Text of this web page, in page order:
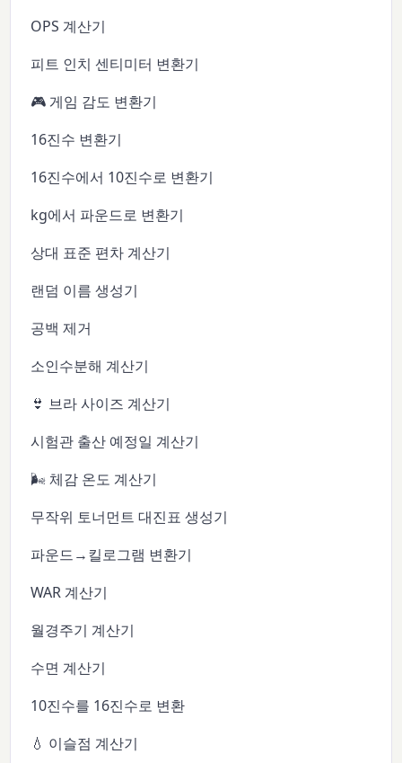
OPS 계산기
피트 인치 센티미터 변환기
🎮 게임 감도 변환기
16진수 변환기
16진수에서 10진수로 변환기
kg에서 파운드로 변환기
상대 표준 편차 계산기
랜덤 이름 생성기
공백 제거
소인수분해 계산기
👙 브라 사이즈 계산기
시험관 출산 예정일 계산기
🌬️ 체감 온도 계산기
무작위 토너먼트 대진표 생성기
파운드→킬로그램 변환기
WAR 계산기
월경주기 계산기
수면 계산기
10진수를 16진수로 변환
💧 이슬점 계산기